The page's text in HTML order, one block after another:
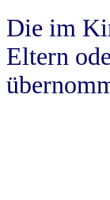
Die im
Eltern